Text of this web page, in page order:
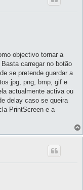
objectivo tornar a
carregar no botão
se pretende guardar a
jpg, png, bmp, gif e
actualmente activa ou
delay caso se queira
PrintScreen e a